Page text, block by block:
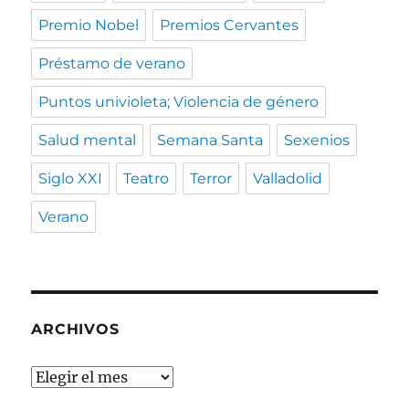
Premio Nobel Premios Cervantes
Préstamo de verano
Puntos univioleta; Violencia de género
Salud mental Semana Santa Sexenios
Siglo XXI Teatro Terror Valladolid
Verano
ARCHIVOS
Archivos